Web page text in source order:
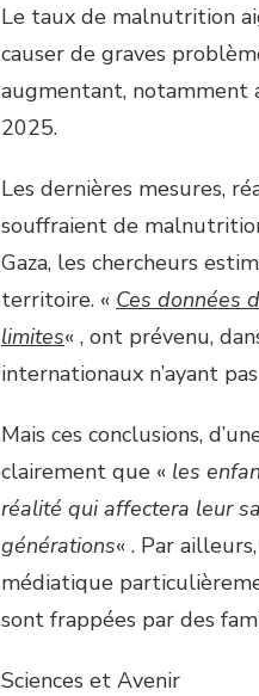
Le taux de malnutrition
causer de graves
augmentant, notamment
2025.
Les dernières mesures,
souffraient de
Gaza, les chercheurs
territoire. « Ces données
limites« , ont prévenu,
internationaux n’ayant
Mais ces conclusions,
clairement que « les
réalité qui affectera leur
générations« . Par
médiatique
sont frappées par des
Sciences et Avenir